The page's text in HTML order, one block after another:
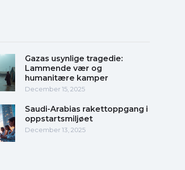
Gazas usynlige tragedie:
Lammende vær og
humanitære kamper
December 15, 2025
Saudi-Arabias rakettoppgang i
oppstartsmiljøet
December 13, 2025